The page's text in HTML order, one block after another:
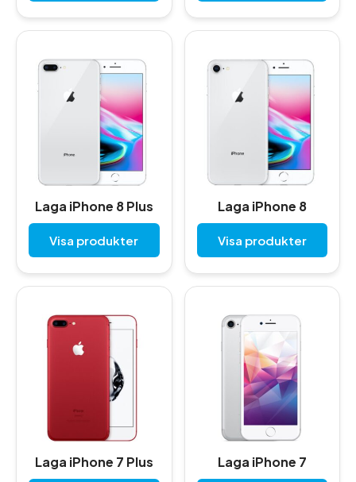
Laga iPhone 8 Plus
Visa produkter
Laga iPhone 8
Visa produkter
Laga iPhone 7 Plus Laga iPhone 7